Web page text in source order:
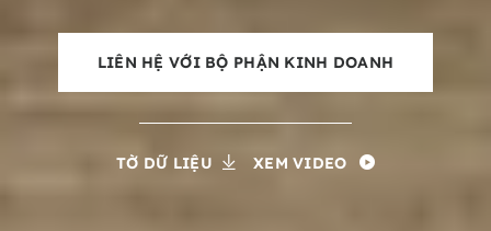
DOANH
NGHIỆP
LIÊN HỆ VỚI BỘ PHẬN KINH DOANH
TỜ DỮ LIỆU XEM VIDEO